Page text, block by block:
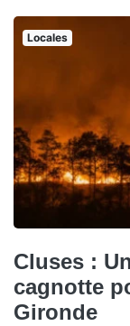
Locales
Cluses :
cagnotte
Gironde